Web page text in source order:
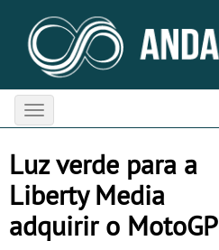
Toggle
navigation
Luz verde para a
Liberty Media
adquirir o MotoGP